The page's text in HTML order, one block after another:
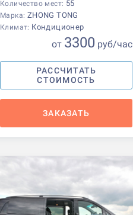
Количество мест: 55
Марка: ZHONG TONG
Климат: Кондиционер
от 3300 руб/час
РАССЧИТАТЬ
СТОИМОСТЬ
ЗАКАЗАТЬ